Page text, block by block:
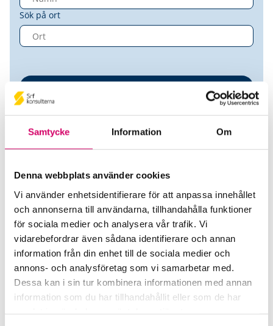
Samtycke Information Om
Denna webbplats använder cookies
Vi använder enhetsidentifierare för att anpassa innehållet
och annonserna till användarna, tillhandahålla funktioner
för sociala medier och analysera vår trafik. Vi
vidarebefordrar även sådana identifierare och annan
information från din enhet till de sociala medier och
annons- och analysföretag som vi samarbetar med.
Dessa kan i sin tur kombinera informationen med annan
information som du har tillhandahållit eller som de har
Sök på ort
HBjerke Ekonomi AB
Srf Auktoriserade konsulter
Helena Bjerke
Auktoriserad Redovisningskonsult
Skicka e-post
0515-801 10
Broddetorp